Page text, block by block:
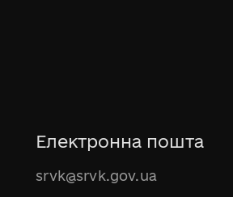
Електронна пошта
srvk@srvk.gov.ua